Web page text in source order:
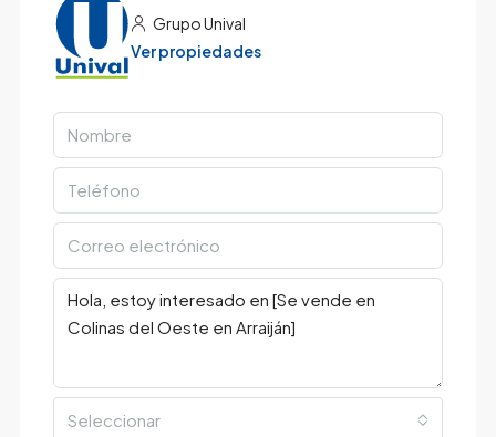
Grupo Unival
Ver propiedades
Seleccionar